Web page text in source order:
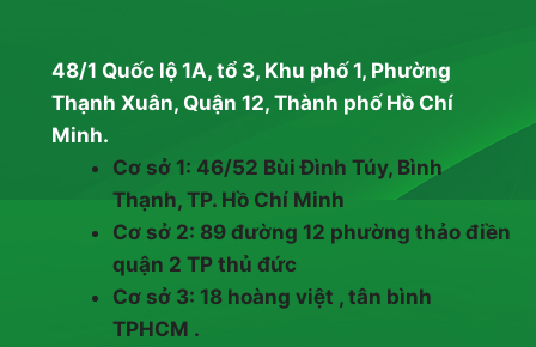
48/1 Quốc lộ 1A, tổ 3, Khu phố 1, Phường
Thạnh Xuân, Quận 12, Thành phố Hồ Chí
Minh.
Cơ sở 1: 46/52 Bùi Đình Túy, Bình
Thạnh, TP. Hồ Chí Minh
Cơ sở 2: 89 đường 12 phường thảo điền
quận 2 TP thủ đức
Cơ sở 3: 18 hoàng việt , tân bình
TPHCM .